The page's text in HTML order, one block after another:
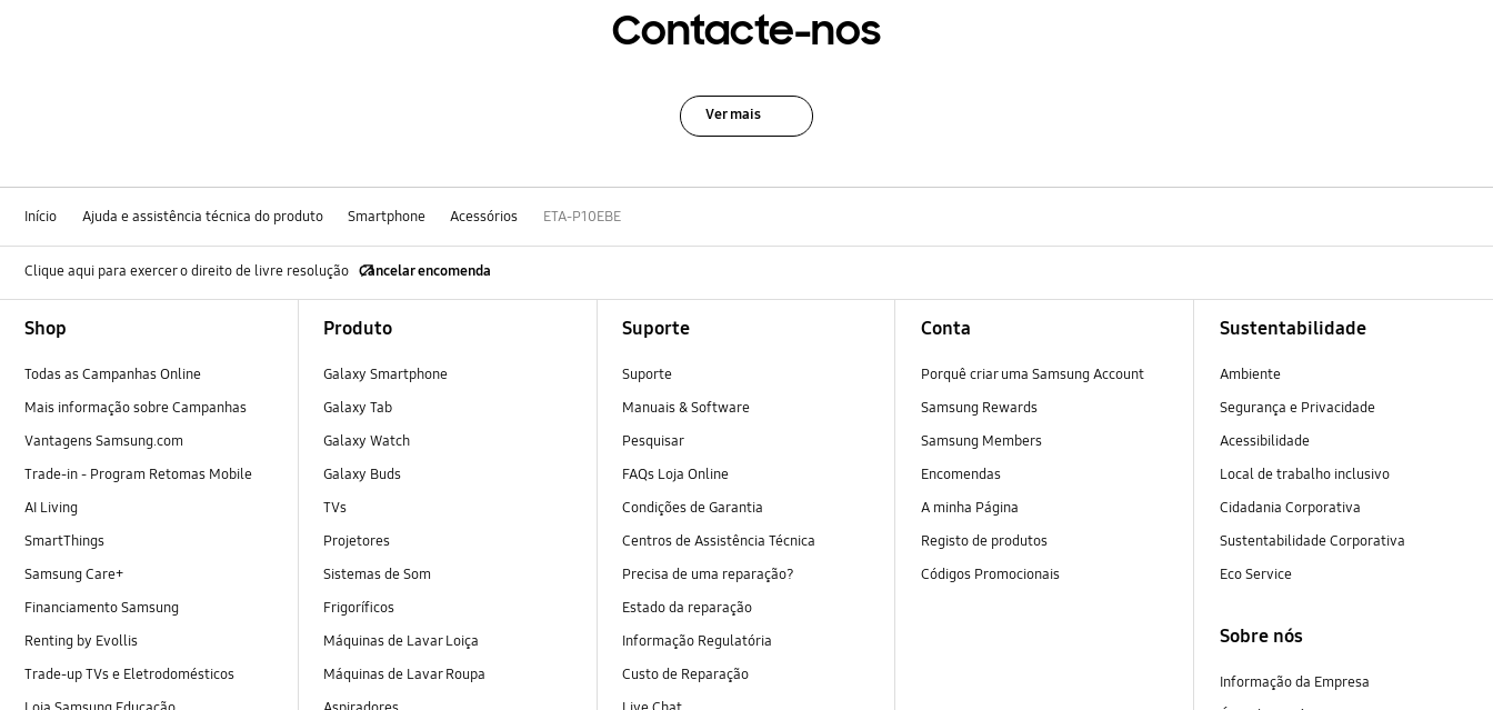
Contacte-nos
Ver mais
Início Ajuda e assistência técnica do produto Smartphone Acessórios ETA-P10EBE
Clique aqui para exercer o direito de livre resolução Cancelar encomenda
Shop
Todas as Campanhas Online
Mais informação sobre Campanhas
Vantagens Samsung.com
Trade-in - Program Retomas Mobile
AI Living
SmartThings
Samsung Care+
Financiamento Samsung
Renting by Evollis
Trade-up TVs e Eletrodomésticos
Produto
Galaxy Smartphone
Galaxy Tab
Galaxy Watch
Galaxy Buds
TVs
Projetores
Sistemas de Som
Frigoríficos
Máquinas de Lavar Loiça
Máquinas de Lavar Roupa
Suporte
Suporte
Manuais & Software
Pesquisar
FAQs Loja Online
Condições de Garantia
Centros de Assistência Técnica
Precisa de uma reparação?
Estado da reparação
Informação Regulatória
Custo de Reparação
Conta
Porquê criar uma Samsung Account
Samsung Rewards
Samsung Members
Encomendas
A minha Página
Registo de produtos
Códigos Promocionais
Sustentabilidade
Ambiente
Segurança e Privacidade
Acessibilidade
Local de trabalho inclusivo
Cidadania Corporativa
Sustentabilidade Corporativa
Eco Service
Sobre nós
Informação da Empresa